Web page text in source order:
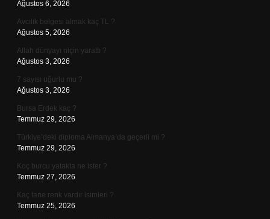
Ağustos 6, 2026
Avcılık belgesi almak kaç TL ?
Ağustos 5, 2026
Allah dünyayı niçin yarattı ?
Ağustos 3, 2026
7 sayısı uğurlu mu ?
Ağustos 3, 2026
Bursa Erdek kaç ?
Temmuz 29, 2026
Türkiye’deki diploma Almanya’da geçerli mi ?
Temmuz 29, 2026
Koç burcu yatakta ne ister ?
Temmuz 27, 2026
Kaç tane renk vardır isimleri ?
Temmuz 25, 2026